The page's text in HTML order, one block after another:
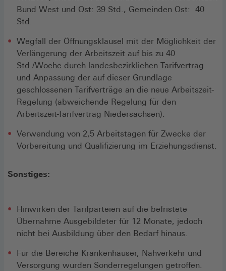
Bund West und Ost: 39 Std., Gemeinden Ost: 40
Std.
Wegfall der Öffnungsklausel mit der Möglichkeit der
Verlängerung der Arbeitszeit auf bis zu 40
Std./Woche durch landesbezirklichen Tarifvertrag
und Anpassung der auf dieser Grundlage
geschlossenen Tarifverträge an die neue Arbeitszeit-
Regelung (abweichende Regelung für den
Arbeitszeit-Tarifvertrag Niedersachsen).
Verwendung von 2,5 Arbeitstagen für Zwecke der
Vorbereitung und Qualifizierung im Erziehungsdienst.
Sonstiges:
Hinwirken der Tarifparteien auf die befristete
Übernahme Ausgebildeter für 12 Monate, jedoch
nicht bei Ausbildung über den Bedarf hinaus.
Für die Bereiche Krankenhäuser, Nahverkehr und
Versorgung wurden Sonderregelungen getroffen.